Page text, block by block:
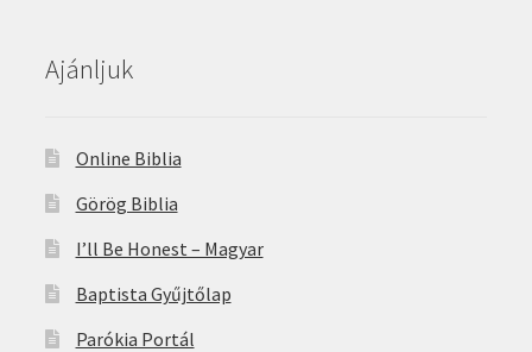
Ajánljuk
Online Biblia
Görög Biblia
I’ll Be Honest – Magyar
Baptista Gyűjtőlap
Parókia Portál